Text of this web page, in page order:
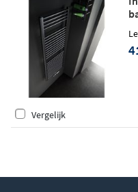
Vergelijk